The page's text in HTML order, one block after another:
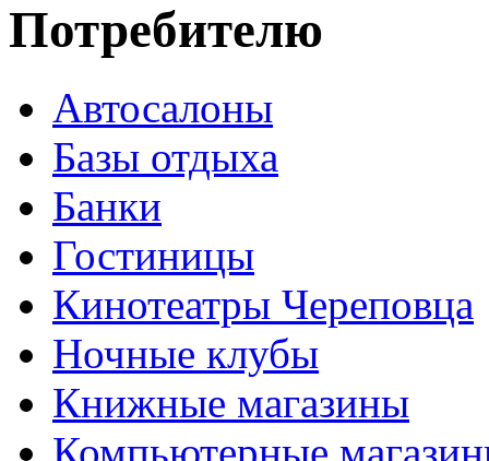
Потребителю
Автосалоны
Базы отдыха
Банки
Гостиницы
Кинотеатры Череповца
Ночные клубы
Книжные магазины
Компьютерные